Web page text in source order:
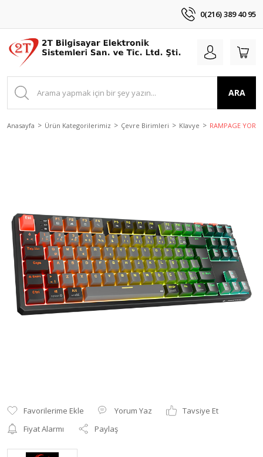
0(216) 389 40 95
ARA
Anasayfa Ürün Kategorilerimiz Çevre Birimleri Klavye RAMPAGE
Yorum Yaz
Tavsiye Et
Fiyat Alarmı
Paylaş